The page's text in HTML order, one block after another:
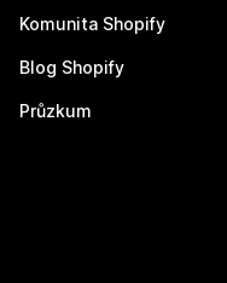
Komunita Shopify
Blog Shopify
Průzkum